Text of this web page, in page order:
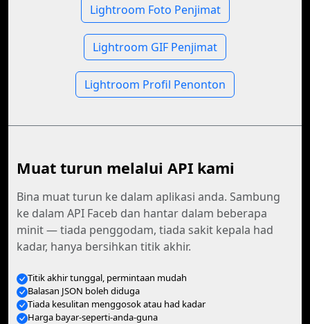
Lightroom Foto Penjimat
Lightroom GIF Penjimat
Lightroom Profil Penonton
Muat turun melalui API kami
Bina muat turun ke dalam aplikasi anda. Sambung
ke dalam API Faceb dan hantar dalam beberapa
minit — tiada penggodam, tiada sakit kepala had
kadar, hanya bersihkan titik akhir.
Titik akhir tunggal, permintaan mudah
Balasan JSON boleh diduga
Tiada kesulitan menggosok atau had kadar
Harga bayar-seperti-anda-guna